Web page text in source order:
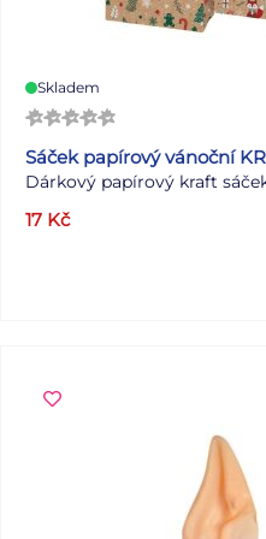
Skladem
Sáček papírový vánoční
Dárkový papírový kraft
17 Kč